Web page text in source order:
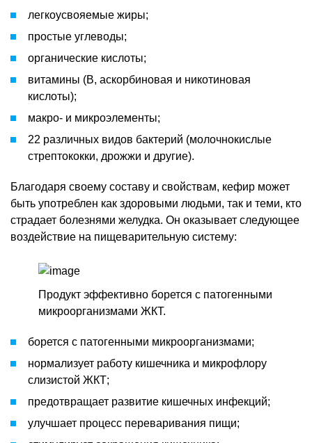
легкоусвояемые жиры;
простые углеводы;
органические кислоты;
витамины (B, аскорбиновая и никотиновая
кислоты);
макро- и микроэлементы;
22 различных видов бактерий (молочнокислые
стрептококки, дрожжи и другие).
Благодаря своему составу и свойствам, кефир может
быть употреблен как здоровыми людьми, так и теми, кто
страдает болезнями желудка. Он оказывает следующее
воздействие на пищеварительную систему:
Продукт эффективно борется с патогенными
микроорганизмами ЖКТ.
борется с патогенными микроорганизмами;
нормализует работу кишечника и микрофлору
слизистой ЖКТ;
предотвращает развитие кишечных инфекций;
улучшает процесс переваривания пищи;